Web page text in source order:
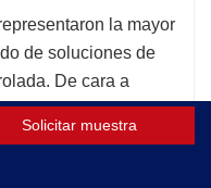
la mayor
de soluciones de
De cara a
indiscutible, gracias a
A diferencia de
Solicitar muestra